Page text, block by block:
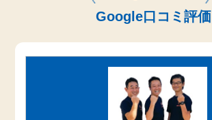
Google口コミ評価